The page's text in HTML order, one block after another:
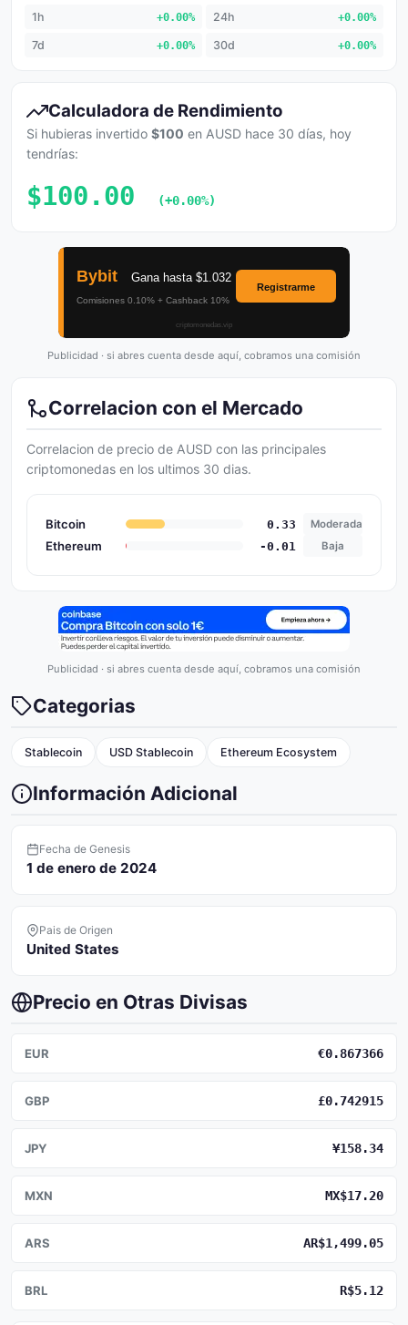
1h +0.00% 24h +0.00%
7d +0.00% 30d +0.00%
Calculadora de Rendimiento
Si hubieras invertido $100 en AUSD hace 30 días, hoy
tendrías:
$100.00 (+0.00%)
Publicidad · si abres cuenta desde aquí, cobramos una comisión
Correlacion con el Mercado
Correlacion de precio de AUSD con las principales
criptomonedas en los ultimos 30 dias.
Bitcoin 0.33 Moderada
Ethereum -0.01 Baja
Publicidad · si abres cuenta desde aquí, cobramos una comisión
Categorias
Stablecoin USD Stablecoin Ethereum Ecosystem
Información Adicional
Fecha de Genesis
1 de enero de 2024
Pais de Origen
United States
Precio en Otras Divisas
EUR €0.867366
GBP £0.742915
JPY ¥158.34
MXN MX$17.20
ARS AR$1,499.05
BRL R$5.12